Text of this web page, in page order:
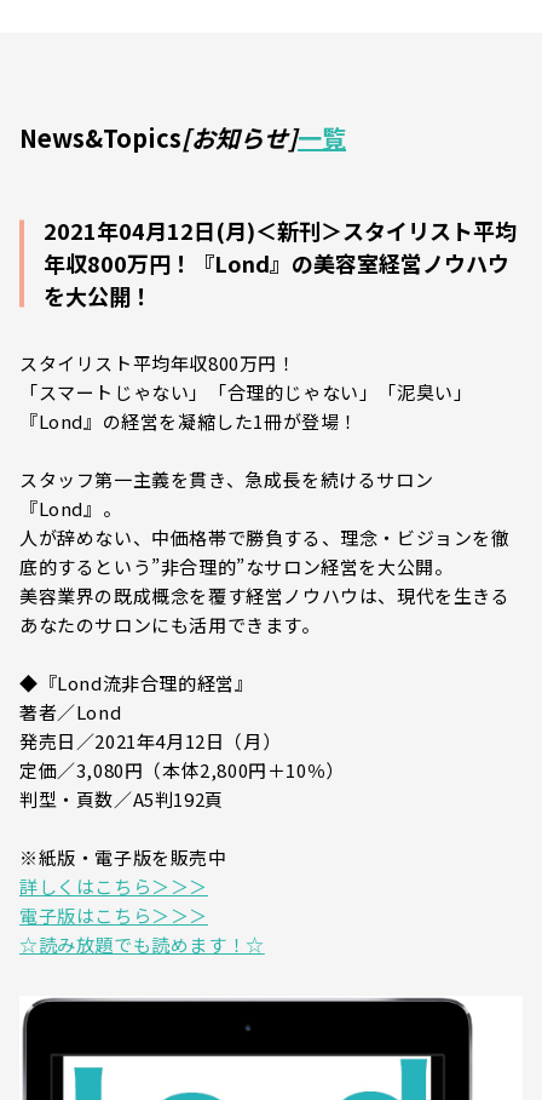
News&Topics[お知らせ]一覧
2021年04月12日(月)＜新刊＞スタイリスト平均
年収800万円！『Lond』の美容室経営ノウハウ
を大公開！
スタイリスト平均年収800万円！
「スマートじゃない」「合理的じゃない」「泥臭い」
『Lond』の経営を凝縮した1冊が登場！
スタッフ第一主義を貫き、急成長を続けるサロン
『Lond』。
人が辞めない、中価格帯で勝負する、理念・ビジョンを徹
底的するという”非合理的”なサロン経営を大公開。
美容業界の既成概念を覆す経営ノウハウは、現代を生きる
あなたのサロンにも活用できます。
◆『Lond流非合理的経営』
著者／Lond
発売日／2021年4月12日（月）
定価／3,080円（本体2,800円＋10％）
判型・頁数／A5判192頁
※紙版・電子版を販売中
詳しくはこちら＞＞＞
電子版はこちら＞＞＞
☆読み放題でも読めます！☆